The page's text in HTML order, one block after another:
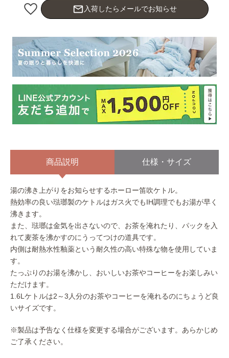
mail_outline 入荷したらメールでお知らせ
商品説明 仕様・サイズ
湯の沸き上がりをお知らせするホーロー笛吹ケトル。
熱効率の良い琺瑯製のケトルはガス火でもIH調理でもお湯が早く
沸きます。
また、琺瑯は金気を出さないので、お茶を淹れたり、パックを入
れて麦茶を沸かすのにうってつけの道具です。
内側は耐熱水性釉薬という耐久性の高い特殊な物を使用していま
す。
たっぷりのお湯を沸かし、おいしいお茶やコーヒーをお楽しみい
ただけます。
1.6Lケトルは2～3人分のお茶やコーヒーを淹れるのにちょうど良
いサイズです。
※製品は予告なく仕様を変更する場合がございます。あらかじめ
ご了承ください。